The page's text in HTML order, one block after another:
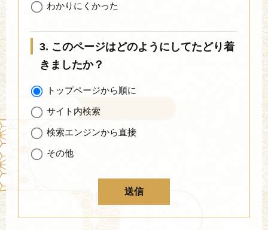
わかりにくかった
3. このページはどのようにしてたどり着
きましたか？
トップページから順に
サイト内検索
検索エンジンから直接
その他